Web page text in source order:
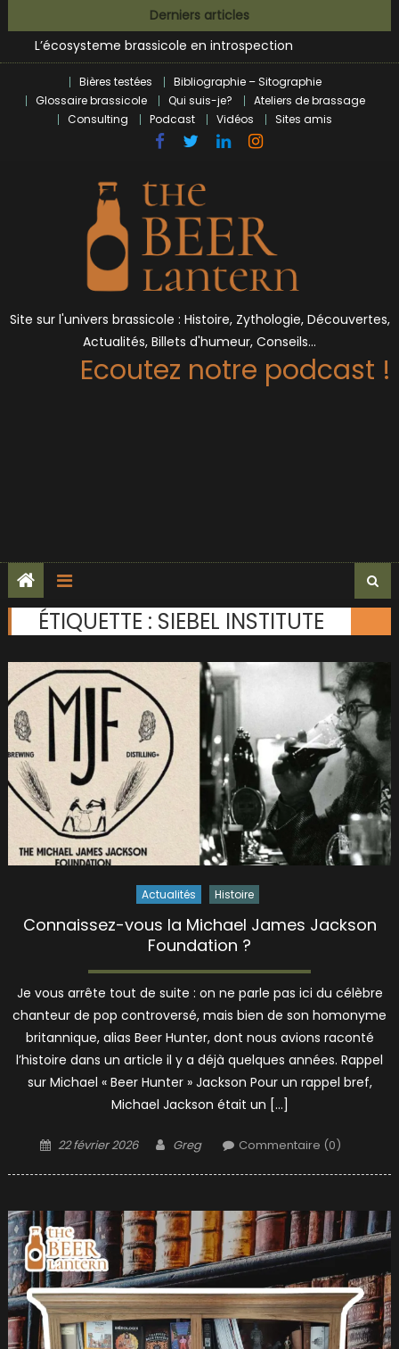
to
content
Derniers articles
L’écosysteme brassicole en introspection
Zoumaï : pionnier de la révolution craft à Marseille
L’intelligence artificielle dans le milieu brassicole
BrewDog racheté par Tilray pour une bouchée de pain ?
Bières et célébrités
Bières testées
Bibliographie – Sitographie
Glossaire brassicole
Qui suis-je?
Ateliers de brassage
Consulting
Podcast Vidéos Sites amis
Site sur l'univers brassicole : Histoire, Zythologie, Découvertes,
Actualités, Billets d'humeur, Conseils…
Ecoutez notre podcast !
ÉTIQUETTE : SIEBEL INSTITUTE
Actualités Histoire
Connaissez-vous la Michael James Jackson
Foundation ?
Je vous arrête tout de suite : on ne parle pas ici du célèbre
chanteur de pop controversé, mais bien de son homonyme
britannique, alias Beer Hunter, dont nous avions raconté
l’histoire dans un article il y a déjà quelques années. Rappel
sur Michael « Beer Hunter » Jackson Pour un rappel bref,
Michael Jackson était un […]
Posted
22 février 2026 Author
Greg Commentaire (0)